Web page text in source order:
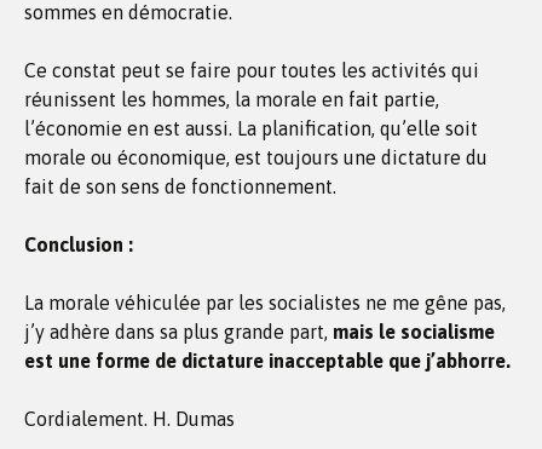
sommes en démocratie.
Ce constat peut se faire pour toutes les activités qui
réunissent les hommes, la morale en fait partie,
l’économie en est aussi. La planification, qu’elle soit
morale ou économique, est toujours une dictature du
fait de son sens de fonctionnement.
Conclusion :
La morale véhiculée par les socialistes ne me gêne pas,
j’y adhère dans sa plus grande part, mais le socialisme
est une forme de dictature inacceptable que j’abhorre.
Cordialement. H. Dumas